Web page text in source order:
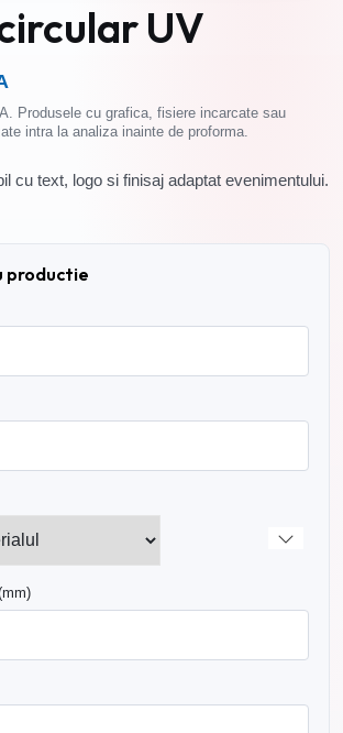
UV
Produsele cu grafica, fisiere incarcate sau
intra la analiza inainte de proforma.
cu text, logo si finisaj adaptat evenimentului.
productie